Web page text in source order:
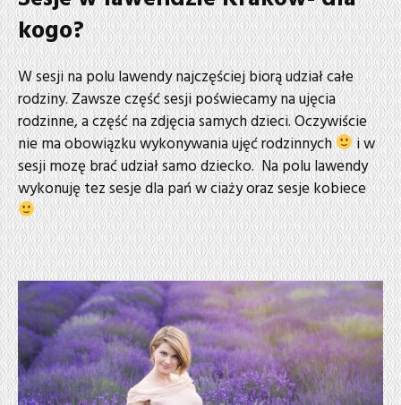
kogo?
W sesji na polu lawendy najczęściej biorą udział całe
rodziny. Zawsze część sesji poświecamy na ujęcia
rodzinne, a część na zdjęcia samych dzieci. Oczywiście
nie ma obowiązku wykonywania ujęć rodzinnych
i w
sesji mozę brać udział samo dziecko. Na polu lawendy
wykonuję tez sesje dla pań w ciaży oraz sesje kobiece